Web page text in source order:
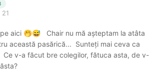
toții!
21
aici 🤭😅 Chair nu mă așteptam la atâta
această pasărică... Sunteți mai ceva ca
Ce v-a făcut bre colegilor, fătuca asta, de v-